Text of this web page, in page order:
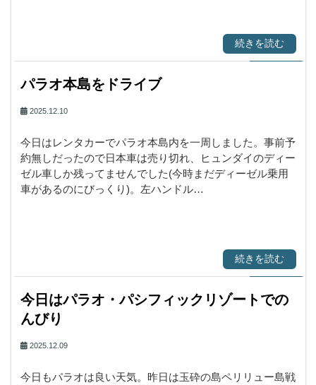
続きを読む
パラオ本島をドライブ
2025.12.10
今日はレンタカーでパラオ本島内を一周しました。事前予
約無しだったので日本車は売り切れ、ヒュンダイのディー
ゼル車しか残ってませんでした(今時まだディーゼル乗用
車があるのにびっくり)。左ハンドル…
続きを読む
今日はパラオ・パシフィックリゾートでの
んびり
2025.12.09
今日もパラオは良い天気。昨日は玉砕の島ペリリュー島戦